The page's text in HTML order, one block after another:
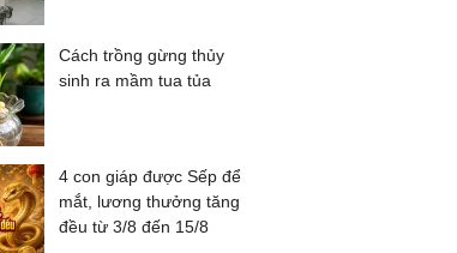
Cách trồng gừng thủy
sinh ra mầm tua tủa
4 con giáp được Sếp để
mắt, lương thưởng tăng
đều từ 3/8 đến 15/8